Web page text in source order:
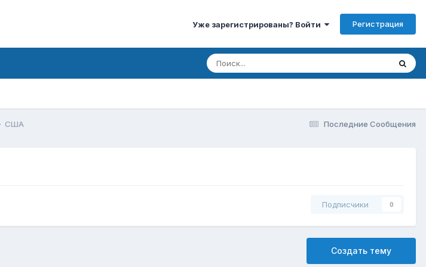
Уже зарегистрированы? Войти Регистрация
Последние Сообщения
США
Подписчики 0
Создать тему